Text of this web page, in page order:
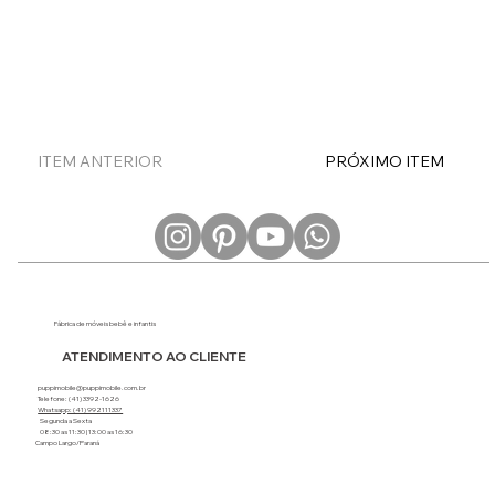
ITEM ANTERIOR PRÓXIMO ITEM
Fábrica de móveis bebê e infantis
puppimobile@puppimobile.com.br
Telefone: (41) 3392-1626
Whatsapp: (41) 992111337
Segunda a Sexta
08:30 as 11:30 | 13:00 as 16:30
Campo Largo/Paraná
ATENDIMENTO AO CLIENTE